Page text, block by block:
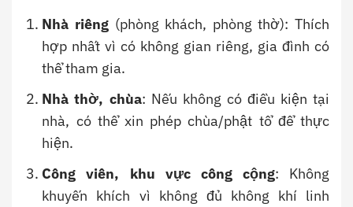
Nhà riêng (phòng khách, phòng thờ): Thích
hợp nhất vì có không gian riêng, gia đình có
thể tham gia.
Nhà thờ, chùa: Nếu không có điều kiện tại
nhà, có thể xin phép chùa/phật tổ để thực
hiện.
Công viên, khu vực công cộng: Không
khuyến khích vì không đủ không khí linh